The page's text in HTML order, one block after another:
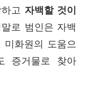
고 자백할 것이
로 범인은 자백
화원의 도움으
증거물로 찾아